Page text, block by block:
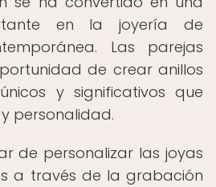
en la joyería de
Las parejas
de crear anillos
y significativos que
personalidad.
de personalizar las joyas
a través de la grabación